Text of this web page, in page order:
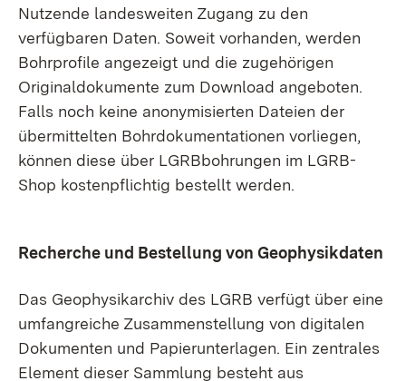
Nutzende landesweiten Zugang zu den
verfügbaren Daten. Soweit vorhanden, werden
Bohrprofile angezeigt und die zugehörigen
Originaldokumente zum Download angeboten.
Falls noch keine anonymisierten Dateien der
übermittelten Bohr­dokumentationen vorliegen,
können diese über LGRBbohrungen im LGRB-
Shop kostenpflichtig bestellt werden.
Recherche und Bestellung von Geophysikdaten
Das Geophysikarchiv des LGRB verfügt über eine
umfangreiche Zusammenstellung von digitalen
Dokumenten und Papier­unterlagen. Ein zentrales
Element dieser Sammlung besteht aus